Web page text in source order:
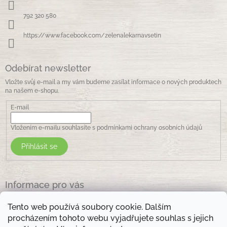
Tento web používá soubory cookie. Dalším
procházením tohoto webu vyjadřujete souhlas s jejich
ý
792 320 580
https://www.facebook.com/zelenalekarnavsetin
Odebírat newsletter
Vložte svůj e-mail a my vám budeme zasílat informace o nových produktech
na našem e-shopu.
E-mail
Vložením e-mailu souhlasíte s podmínkami ochrany osobních údajů
Přihlásit se
Informace pro vás
Obchodní podmínky
Podmínky ochrany osobních údajů